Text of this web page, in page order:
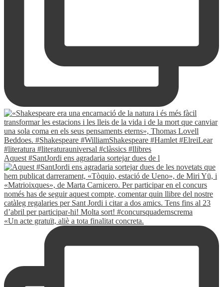
Aquest #SantJordi ens agradaria sortejar dues de l
«Un acte gratuït, aliè a tota finalitat concreta.